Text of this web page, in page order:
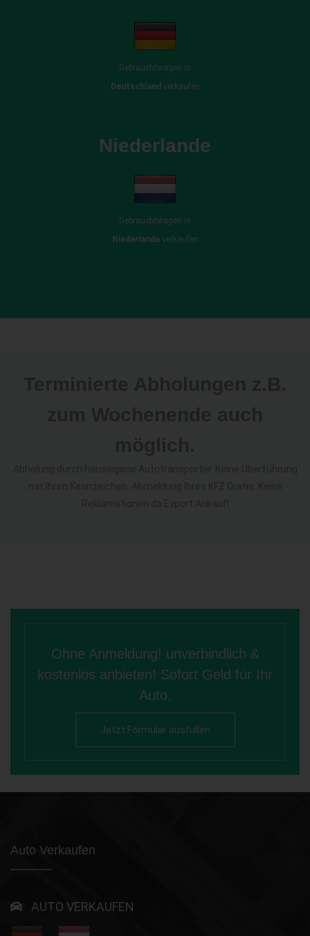
Gebrauchtwagen in
Deutschland verkaufen
Niederlande
Gebrauchtwagen in
Niederlandeverkaufen
Ohne Anmeldung! unverbindlich &
kostenlos anbieten! Sofort Geld für Ihr
Auto.
Jetzt Formular ausfüllen
Auto Verkaufen
AUTO VERKAUFEN